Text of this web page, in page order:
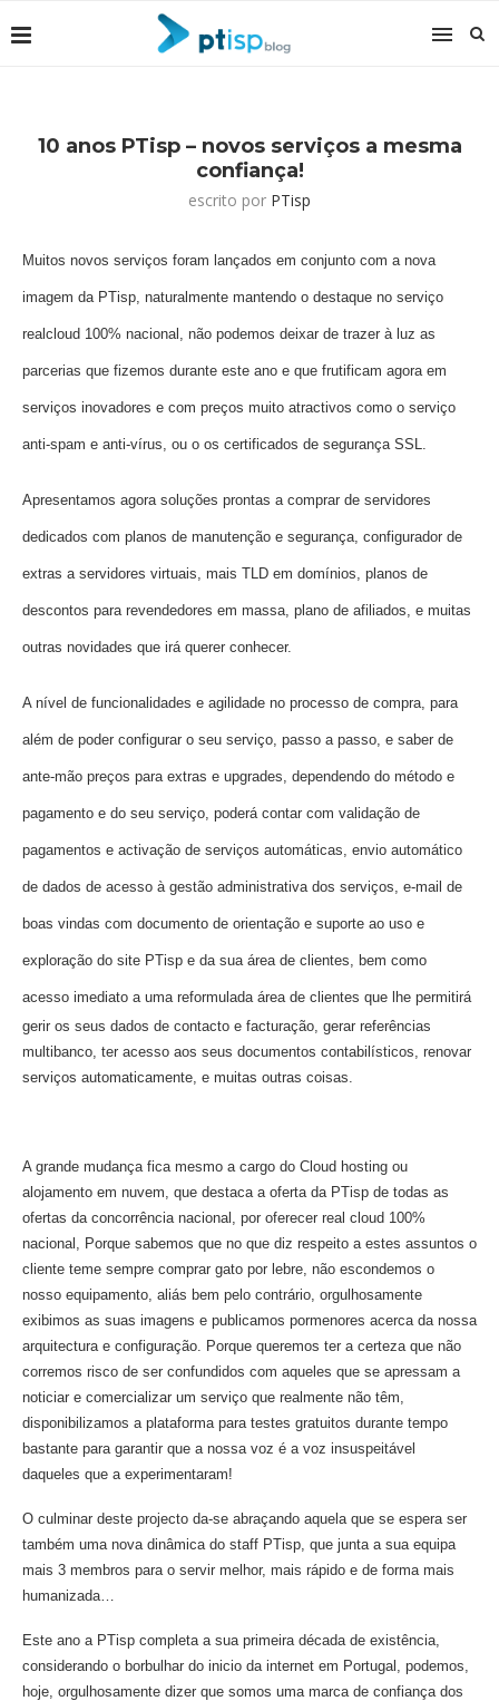
10 anos PTisp – novos serviços a mesma
confiança!
escrito por PTisp
Muitos novos serviços foram lançados em conjunto com a nova
imagem da PTisp, naturalmente mantendo o destaque no serviço
realcloud 100% nacional, não podemos deixar de trazer à luz as
parcerias que fizemos durante este ano e que frutificam agora em
serviços inovadores e com preços muito atractivos como o serviço
anti-spam e anti-vírus, ou o os certificados de segurança SSL.
Apresentamos agora soluções prontas a comprar de servidores
dedicados com planos de manutenção e segurança, configurador de
extras a servidores virtuais, mais TLD em domínios, planos de
descontos para revendedores em massa, plano de afiliados, e muitas
outras novidades que irá querer conhecer.
A nível de funcionalidades e agilidade no processo de compra, para
além de poder configurar o seu serviço, passo a passo, e saber de
ante-mão preços para extras e upgrades, dependendo do método e
pagamento e do seu serviço, poderá contar com validação de
pagamentos e activação de serviços automáticas, envio automático
de dados de acesso à gestão administrativa dos serviços, e-mail de
boas vindas com documento de orientação e suporte ao uso e
exploração do site PTisp e da sua área de clientes, bem como
acesso imediato a uma reformulada área de clientes que lhe permitirá
gerir os seus dados de contacto e facturação, gerar referências
multibanco, ter acesso aos seus documentos contabilísticos, renovar
serviços automaticamente, e muitas outras coisas.
A grande mudança fica mesmo a cargo do Cloud hosting ou
alojamento em nuvem, que destaca a oferta da PTisp de todas as
ofertas da concorrência nacional, por oferecer real cloud 100%
nacional, Porque sabemos que no que diz respeito a estes assuntos o
cliente teme sempre comprar gato por lebre, não escondemos o
nosso equipamento, aliás bem pelo contrário, orgulhosamente
exibimos as suas imagens e publicamos pormenores acerca da nossa
arquitectura e configuração. Porque queremos ter a certeza que não
corremos risco de ser confundidos com aqueles que se apressam a
noticiar e comercializar um serviço que realmente não têm,
disponibilizamos a plataforma para testes gratuitos durante tempo
bastante para garantir que a nossa voz é a voz insuspeitável
daqueles que a experimentaram!
O culminar deste projecto da-se abraçando aquela que se espera ser
também uma nova dinâmica do staff PTisp, que junta a sua equipa
mais 3 membros para o servir melhor, mais rápido e de forma mais
humanizada…
Este ano a PTisp completa a sua primeira década de existência,
considerando o borbulhar do inicio da internet em Portugal, podemos,
hoje, orgulhosamente dizer que somos uma marca de confiança dos